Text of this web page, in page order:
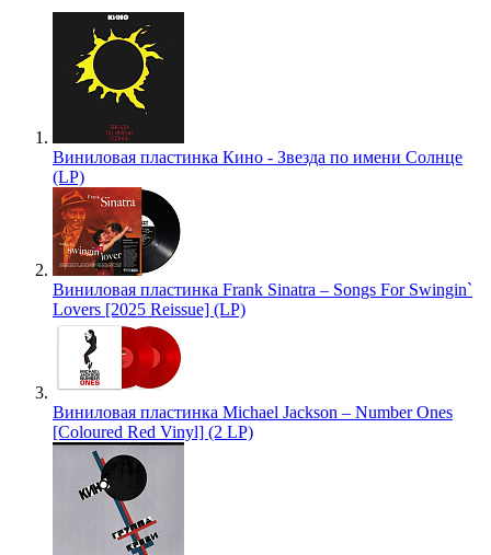
Виниловая пластинка Кино - Звезда по имени Солнце
(LP)
Виниловая пластинка Frank Sinatra – Songs For Swingin`
Lovers [2025 Reissue] (LP)
Виниловая пластинка Michael Jackson – Number Ones
[Coloured Red Vinyl] (2 LP)